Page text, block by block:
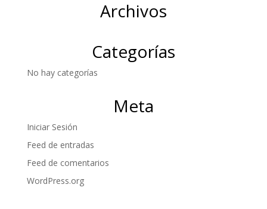
Archivos
Categorías
No hay categorías
Meta
Iniciar Sesión
Feed de entradas
Feed de comentarios
WordPress.org